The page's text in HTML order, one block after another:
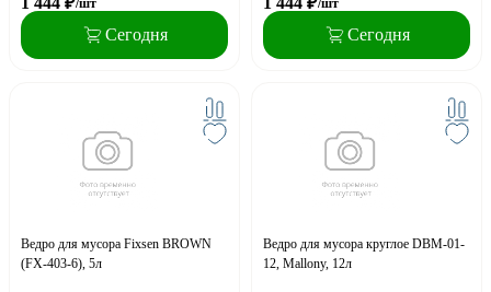
Сегодня Сегодня
Ведро для мусора Fixsen BROWN
(FX-403-6), 5л
Ведро для мусора круглое DBM-01-
12, Mallony, 12л